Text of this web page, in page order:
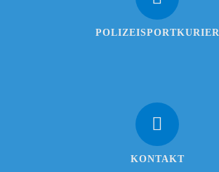
POLIZEISPORTKURIER
KONTAKT